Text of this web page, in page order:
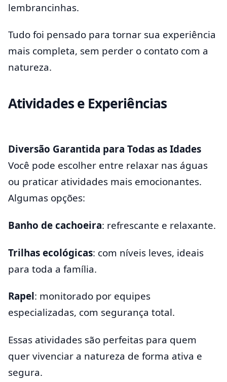
lembrancinhas.
Tudo foi pensado para tornar sua experiência
mais completa, sem perder o contato com a
natureza.
Atividades e Experiências
Diversão Garantida para Todas as Idades
Você pode escolher entre relaxar nas águas
ou praticar atividades mais emocionantes.
Algumas opções:
Banho de cachoeira: refrescante e relaxante.
Trilhas ecológicas: com níveis leves, ideais
para toda a família.
Rapel: monitorado por equipes
especializadas, com segurança total.
Essas atividades são perfeitas para quem
quer vivenciar a natureza de forma ativa e
segura.